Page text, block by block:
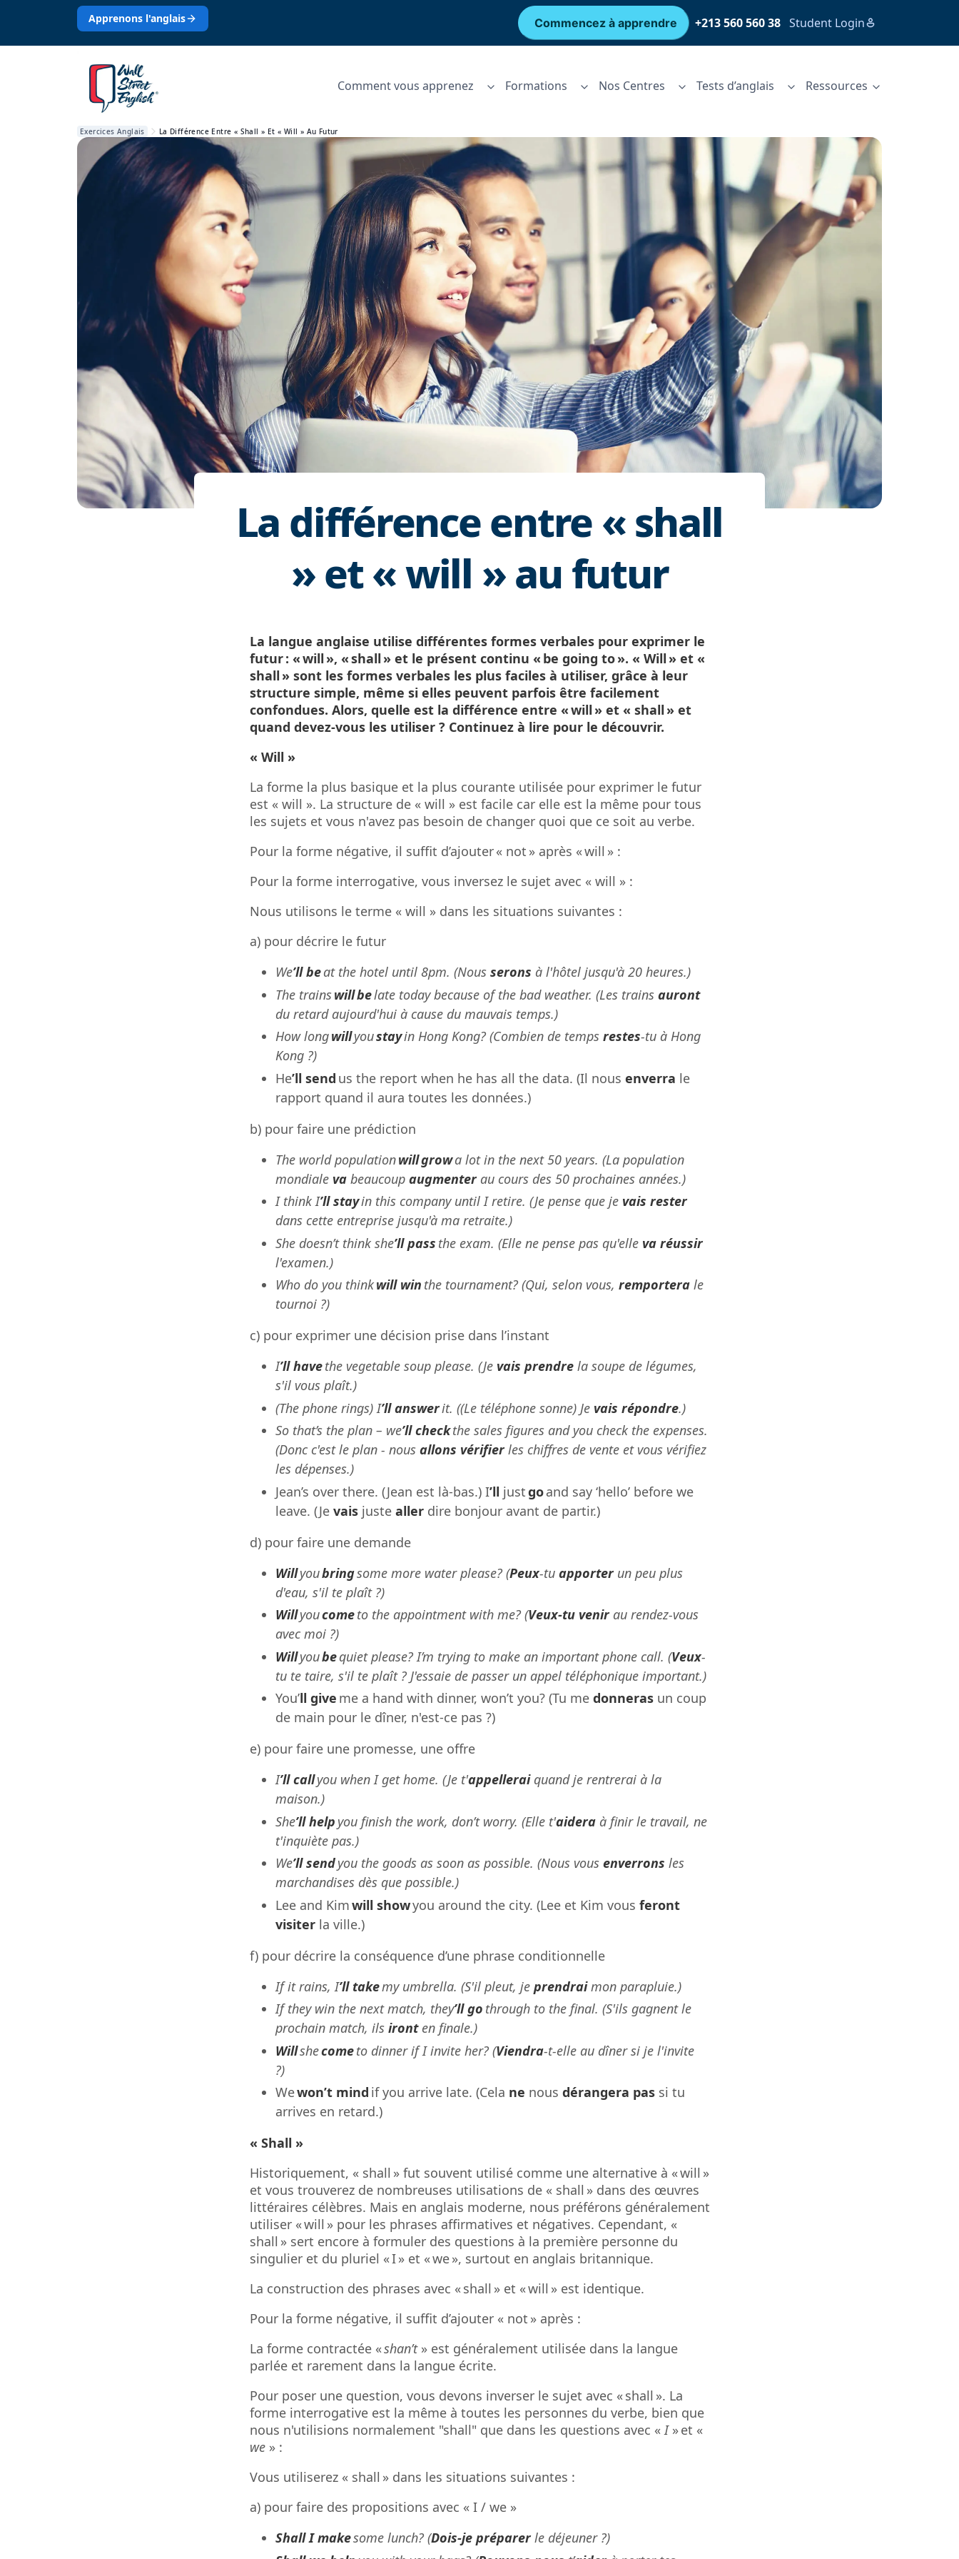
Apprenons l'anglais Commencez à apprendre +213 560 560 38 Student Login
Comment vous apprenez Formations Nos Centres Tests d’anglais Ressources
Exercices Anglais La Différence Entre « Shall » Et « Will » Au Futur
La différence entre « shall
» et « will » au futur
La langue anglaise utilise différentes formes verbales pour exprimer le
futur : « will », « shall » et le présent continu « be going to ». « Will » et «
shall » sont les formes verbales les plus faciles à utiliser, grâce à leur
structure simple, même si elles peuvent parfois être facilement
confondues. Alors, quelle est la différence entre « will » et « shall » et
quand devez-vous les utiliser ? Continuez à lire pour le découvrir.
« Will »
La forme la plus basique et la plus courante utilisée pour exprimer le futur
est « will ». La structure de « will » est facile car elle est la même pour tous
les sujets et vous n'avez pas besoin de changer quoi que ce soit au verbe.
Pour la forme négative, il suffit d’ajouter « not » après « will » :
Pour la forme interrogative, vous inversez le sujet avec « will » :
Nous utilisons le terme « will » dans les situations suivantes :
a) pour décrire le futur
We’ll beat the hotel until 8pm. (Nous serons à l'hôtel jusqu'à 20 heures.)
The trainswill belate today because of the bad weather. (Les trains auront
du retard aujourd'hui à cause du mauvais temps.)
How longwillyoustayin Hong Kong? (Combien de temps restes-tu à Hong
Kong ?)
He’ll send us the report when he has all the data. (Il nous enverra le
rapport quand il aura toutes les données.)
b) pour faire une prédiction
The world populationwill growa lot in the next 50 years. (La population
mondiale vabeaucoup augmenterau cours des 50 prochaines années.)
I think I’ll stayin this company until I retire. (Je pense que je vais rester
dans cette entreprise jusqu'à ma retraite.)
She doesn’t think she’ll pass the exam. (Elle ne pense pas qu'elle va réussir
l'examen.)
Who do you thinkwill win the tournament? (Qui, selon vous, remporterale
tournoi ?)
c) pour exprimer une décision prise dans l’instant
I’ll havethe vegetable soup please. (Je vais prendrela soupe de légumes,
s'il vous plaît.)
(The phone rings) I’ll answerit. ((Le téléphone sonne) Je vais répondre.)
So that’s the plan – we’ll checkthe sales figures and you check the expenses.
(Donc c'est le plan - nous allons vérifierles chiffres de vente et vous vérifiez
les dépenses.)
Jean’s over there. (Jean est là-bas.) I’ll justgoand say ‘hello’ before we
leave. (Je vaisjuste allerdire bonjour avant de partir.)
d) pour faire une demande
Willyoubringsome more water please? (Peux-tu apporter un peu plus
d'eau, s'il te plaît ?)
Willyoucometo the appointment with me? (Veux-tu venirau rendez-vous
avec moi ?)
Willyoubequiet please? I’m trying to make an important phone call. (Veux-
tu te taire, s'il te plaît ? J'essaie de passer un appel téléphonique important.)
You’ll give me a hand with dinner, won’t you? (Tu me donnerasun coup
de main pour le dîner, n'est-ce pas ?)
e) pour faire une promesse, une offre
I’ll callyou when I get home. (Je t'appelleraiquand je rentrerai à la
maison.)
She’ll help you finish the work, don’t worry. (Elle t'aideraà finir le travail, ne
t'inquiète pas.)
We’ll sendyou the goods as soon as possible. (Nous vous enverrons les
marchandises dès que possible.)
Lee and Kimwill showyou around the city. (Lee et Kim vous feront
visiterla ville.)
f) pour décrire la conséquence d’une phrase conditionnelle
If it rains, I’ll takemy umbrella. (S'il pleut, je prendraimon parapluie.)
If they win the next match, they’ll go through to the final. (S'ils gagnent le
prochain match, ils ironten finale.)
Willshecometo dinner if I invite her? (Viendra-t-elle au dîner si je l'invite
?)
Wewon’t mind if you arrive late. (Cela ne nous dérangera passi tu
arrives en retard.)
« Shall »
Historiquement, « shall » fut souvent utilisé comme une alternative à « will »
et vous trouverez de nombreuses utilisations de « shall » dans des œuvres
littéraires célèbres. Mais en anglais moderne, nous préférons généralement
utiliser « will » pour les phrases affirmatives et négatives. Cependant, «
shall » sert encore à formuler des questions à la première personne du
singulier et du pluriel « I » et « we », surtout en anglais britannique.
La construction des phrases avec « shall » et « will » est identique.
Pour la forme négative, il suffit d’ajouter « not » après :
La forme contractée «shan’t» est généralement utilisée dans la langue
parlée et rarement dans la langue écrite.
Pour poser une question, vous devons inverser le sujet avec « shall ». La
forme interrogative est la même à toutes les personnes du verbe, bien que
nous n'utilisions normalement "shall" que dans les questions avec «I» et «
we» :
Vous utiliserez « shall » dans les situations suivantes :
a) pour faire des propositions avec « I / we »
Shall I makesome lunch? (Dois-je préparerle déjeuner ?)